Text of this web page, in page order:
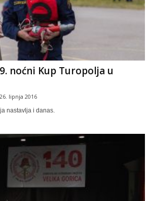
noćni Kup Turopolja u
26. lipnja 2016
nastavlja i danas.